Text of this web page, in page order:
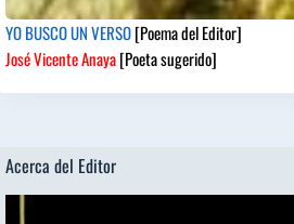
YO BUSCO UN VERSO[Poema del Editor]
José Vicente Anaya[Poeta sugerido]
Acerca del Editor